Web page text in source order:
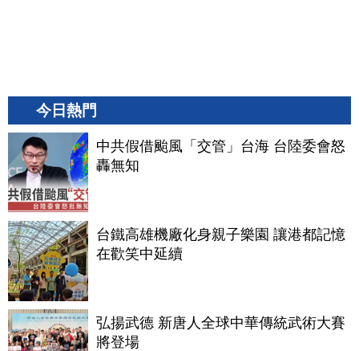
今日熱門
中共假借颱風「交管」台海 台陸委會怒
轟無知
台鐵高雄機廠化身親子樂園 讓港都記憶
在歡笑中延續
弘揚武德 新唐人全球中華傳統武術大賽
將登場